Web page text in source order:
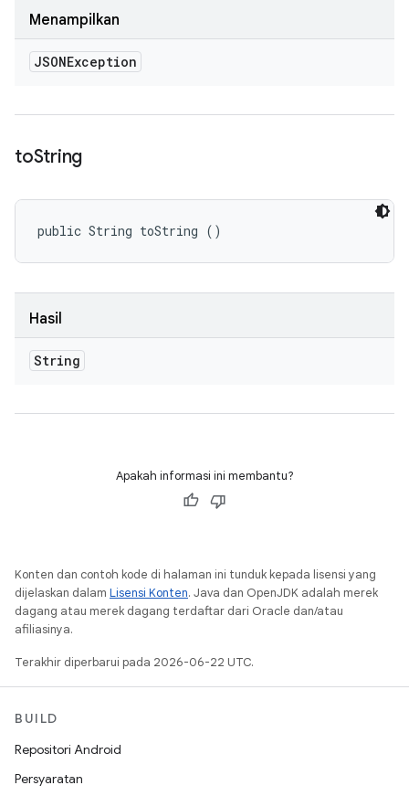
Menampilkan
JSONException
toString
public String toString ()
Hasil
String
Apakah informasi ini membantu?
Konten dan contoh kode di halaman ini tunduk kepada lisensi yang
dijelaskan dalam Lisensi Konten. Java dan OpenJDK adalah merek
dagang atau merek dagang terdaftar dari Oracle dan/atau
afiliasinya.
Terakhir diperbarui pada 2026-06-22 UTC.
BUILD
Repositori Android
Persyaratan